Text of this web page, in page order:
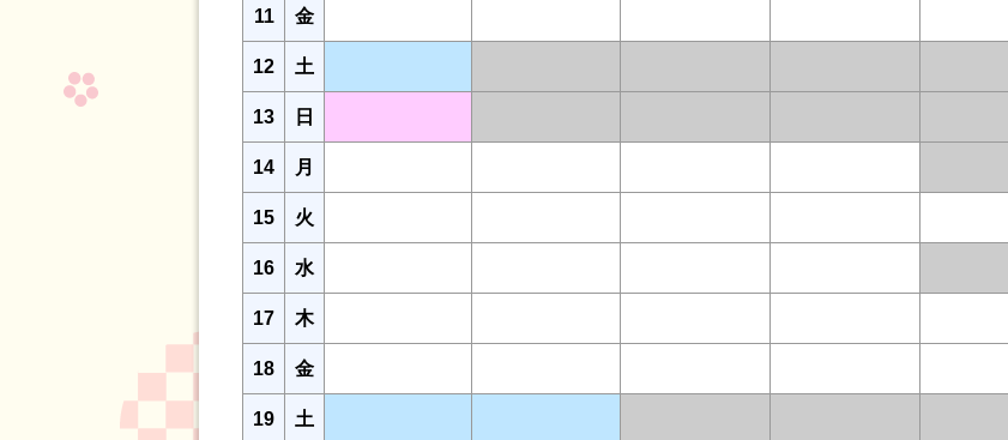
11 金
12 土
13 日
14 月
15 火
16 水
17 木
18 金
19 土